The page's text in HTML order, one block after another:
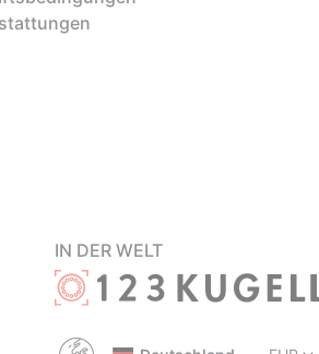
IN DER WELT